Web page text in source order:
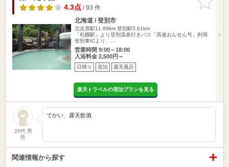
りに追加
4.3点/ 93 件
北海道 / 登別市
北吉原駅11.69km 登別駅5.61km
「札幌駅」より登別温泉行きバス「高速おんせん号」利用
登別東ICより、…
営業時間 9:00～18:00
入浴料金 2,500円～
日帰り 宿泊 露天風呂
楽天トラベルの宿泊プランを見る
20代 男
性
でかい、露天飲酒
関連情報から探す